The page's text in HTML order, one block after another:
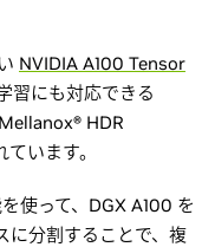
NVIDIA A100 Tensor
習にも対応できる
HDR
います。
使って、DGX A100 を
に分割することで、複